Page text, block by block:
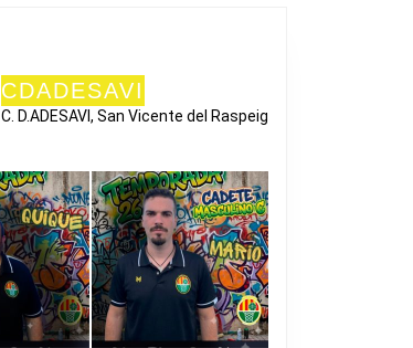
CDADESAVI
C. D.ADESAVI, San Vicente del Raspeig